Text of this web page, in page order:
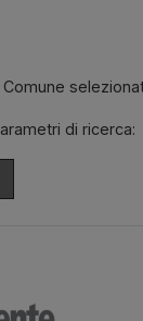
di ricerca: